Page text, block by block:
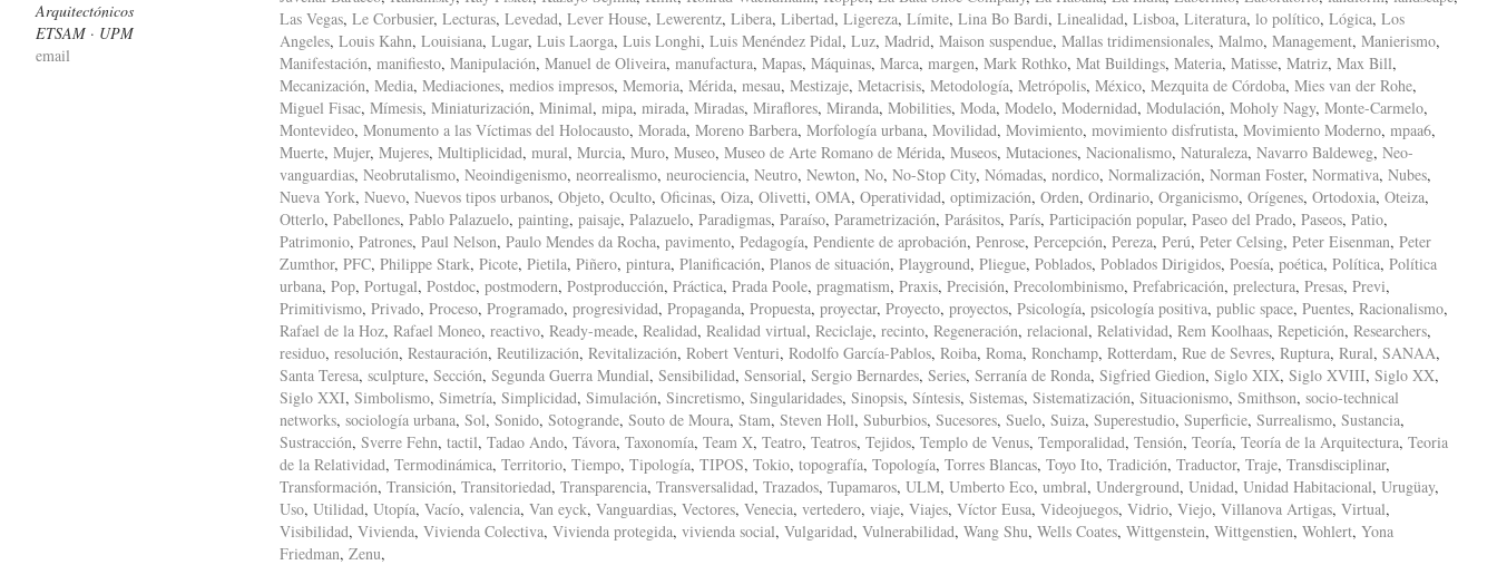
Arquitectónicos
ETSAM · UPM
email
Las Vegas, Le Corbusier, Lecturas, Levedad, Lever House, Lewerentz, Libera, Libertad, Ligereza, Límite, Lina Bo Bardi, Linealidad, Lisboa, Literatura, lo político, Lógica, Los
Angeles, Louis Kahn, Louisiana, Lugar, Luis Laorga, Luis Longhi, Luis Menéndez Pidal, Luz, Madrid, Maison suspendue, Mallas tridimensionales, Malmo, Management, Manierismo,
Manifestación, manifiesto, Manipulación, Manuel de Oliveira, manufactura, Mapas, Máquinas, Marca, margen, Mark Rothko, Mat Buildings, Materia, Matisse, Matriz, Max Bill,
Mecanización, Media, Mediaciones, medios impresos, Memoria, Mérida, mesau, Mestizaje, Metacrisis, Metodología, Metrópolis, México, Mezquita de Córdoba, Mies van der Rohe,
Miguel Fisac, Mímesis, Miniaturización, Minimal, mipa, mirada, Miradas, Miraflores, Miranda, Mobilities, Moda, Modelo, Modernidad, Modulación, Moholy Nagy, Monte-Carmelo,
Montevideo, Monumento a las Víctimas del Holocausto, Morada, Moreno Barbera, Morfología urbana, Movilidad, Movimiento, movimiento disfrutista, Movimiento Moderno, mpaa6,
Muerte, Mujer, Mujeres, Multiplicidad, mural, Murcia, Muro, Museo, Museo de Arte Romano de Mérida, Museos, Mutaciones, Nacionalismo, Naturaleza, Navarro Baldeweg, Neo-
vanguardias, Neobrutalismo, Neoindigenismo, neorrealismo, neurociencia, Neutro, Newton, No, No-Stop City, Nómadas, nordico, Normalización, Norman Foster, Normativa, Nubes,
Nueva York, Nuevo, Nuevos tipos urbanos, Objeto, Oculto, Oficinas, Oiza, Olivetti, OMA, Operatividad, optimización, Orden, Ordinario, Organicismo, Orígenes, Ortodoxia, Oteiza,
Otterlo, Pabellones, Pablo Palazuelo, painting, paisaje, Palazuelo, Paradigmas, Paraíso, Parametrización, Parásitos, París, Participación popular, Paseo del Prado, Paseos, Patio,
Patrimonio, Patrones, Paul Nelson, Paulo Mendes da Rocha, pavimento, Pedagogía, Pendiente de aprobación, Penrose, Percepción, Pereza, Perú, Peter Celsing, Peter Eisenman, Peter
Zumthor, PFC, Philippe Stark, Picote, Pietila, Piñero, pintura, Planificación, Planos de situación, Playground, Pliegue, Poblados, Poblados Dirigidos, Poesía, poética, Política, Política
urbana, Pop, Portugal, Postdoc, postmodern, Postproducción, Práctica, Prada Poole, pragmatism, Praxis, Precisión, Precolombinismo, Prefabricación, prelectura, Presas, Previ,
Primitivismo, Privado, Proceso, Programado, progresividad, Propaganda, Propuesta, proyectar, Proyecto, proyectos, Psicología, psicología positiva, public space, Puentes, Racionalismo,
Rafael de la Hoz, Rafael Moneo, reactivo, Ready-meade, Realidad, Realidad virtual, Reciclaje, recinto, Regeneración, relacional, Relatividad, Rem Koolhaas, Repetición, Researchers,
residuo, resolución, Restauración, Reutilización, Revitalización, Robert Venturi, Rodolfo García-Pablos, Roiba, Roma, Ronchamp, Rotterdam, Rue de Sevres, Ruptura, Rural, SANAA,
Santa Teresa, sculpture, Sección, Segunda Guerra Mundial, Sensibilidad, Sensorial, Sergio Bernardes, Series, Serranía de Ronda, Sigfried Giedion, Siglo XIX, Siglo XVIII, Siglo XX,
Siglo XXI, Simbolismo, Simetría, Simplicidad, Simulación, Sincretismo, Singularidades, Sinopsis, Síntesis, Sistemas, Sistematización, Situacionismo, Smithson, socio-technical
networks, sociología urbana, Sol, Sonido, Sotogrande, Souto de Moura, Stam, Steven Holl, Suburbios, Sucesores, Suelo, Suiza, Superestudio, Superficie, Surrealismo, Sustancia,
Sustracción, Sverre Fehn, tactil, Tadao Ando, Távora, Taxonomía, Team X, Teatro, Teatros, Tejidos, Templo de Venus, Temporalidad, Tensión, Teoría, Teoría de la Arquitectura, Teoria
de la Relatividad, Termodinámica, Territorio, Tiempo, Tipología, TIPOS, Tokio, topografía, Topología, Torres Blancas, Toyo Ito, Tradición, Traductor, Traje, Transdisciplinar,
Transformación, Transición, Transitoriedad, Transparencia, Transversalidad, Trazados, Tupamaros, ULM, Umberto Eco, umbral, Underground, Unidad, Unidad Habitacional, Urugüay,
Uso, Utilidad, Utopía, Vacío, valencia, Van eyck, Vanguardias, Vectores, Venecia, vertedero, viaje, Viajes, Víctor Eusa, Videojuegos, Vidrio, Viejo, Villanova Artigas, Virtual,
Visibilidad, Vivienda, Vivienda Colectiva, Vivienda protegida, vivienda social, Vulgaridad, Vulnerabilidad, Wang Shu, Wells Coates, Wittgenstein, Wittgenstien, Wohlert, Yona
Friedman, Zenu,